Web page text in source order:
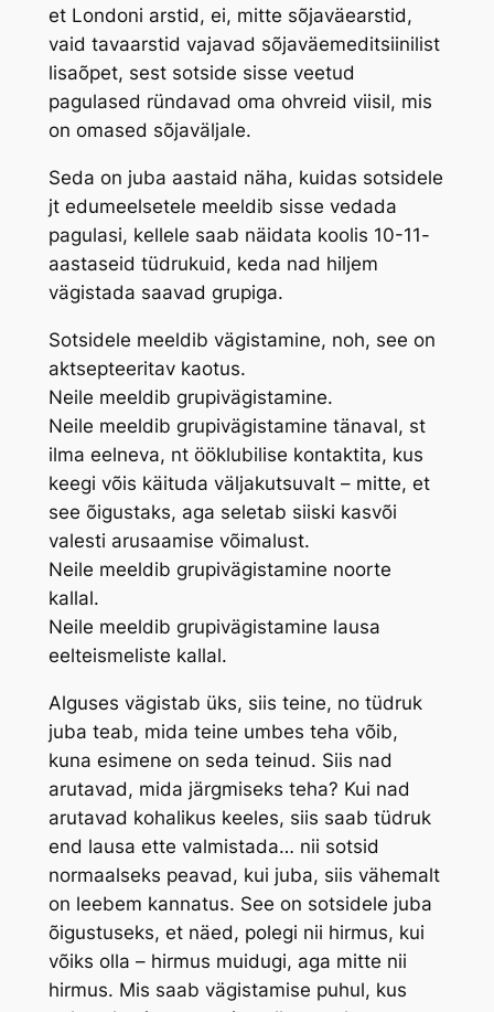
et Londoni arstid, ei, mitte sõjaväearstid,
vaid tavaarstid vajavad sõjaväemeditsiinilist
lisaõpet, sest sotside sisse veetud
pagulased ründavad oma ohvreid viisil, mis
on omased sõjaväljale.
Seda on juba aastaid näha, kuidas sotsidele
jt edumeelsetele meeldib sisse vedada
pagulasi, kellele saab näidata koolis 10-11-
aastaseid tüdrukuid, keda nad hiljem
vägistada saavad grupiga.
Sotsidele meeldib vägistamine, noh, see on
aktsepteeritav kaotus.
Neile meeldib grupivägistamine.
Neile meeldib grupivägistamine tänaval, st
ilma eelneva, nt ööklubilise kontaktita, kus
keegi võis käituda väljakutsuvalt – mitte, et
see õigustaks, aga seletab siiski kasvõi
valesti arusaamise võimalust.
Neile meeldib grupivägistamine noorte
kallal.
Neile meeldib grupivägistamine lausa
eelteismeliste kallal.
Alguses vägistab üks, siis teine, no tüdruk
juba teab, mida teine umbes teha võib,
kuna esimene on seda teinud. Siis nad
arutavad, mida järgmiseks teha? Kui nad
arutavad kohalikus keeles, siis saab tüdruk
end lausa ette valmistada… nii sotsid
normaalseks peavad, kui juba, siis vähemalt
on leebem kannatus. See on sotsidele juba
õigustuseks, et näed, polegi nii hirmus, kui
võiks olla – hirmus muidugi, aga mitte nii
hirmus. Mis saab vägistamise puhul, kus